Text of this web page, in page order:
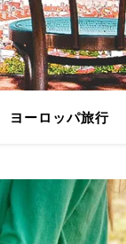
ヨーロッパ旅行